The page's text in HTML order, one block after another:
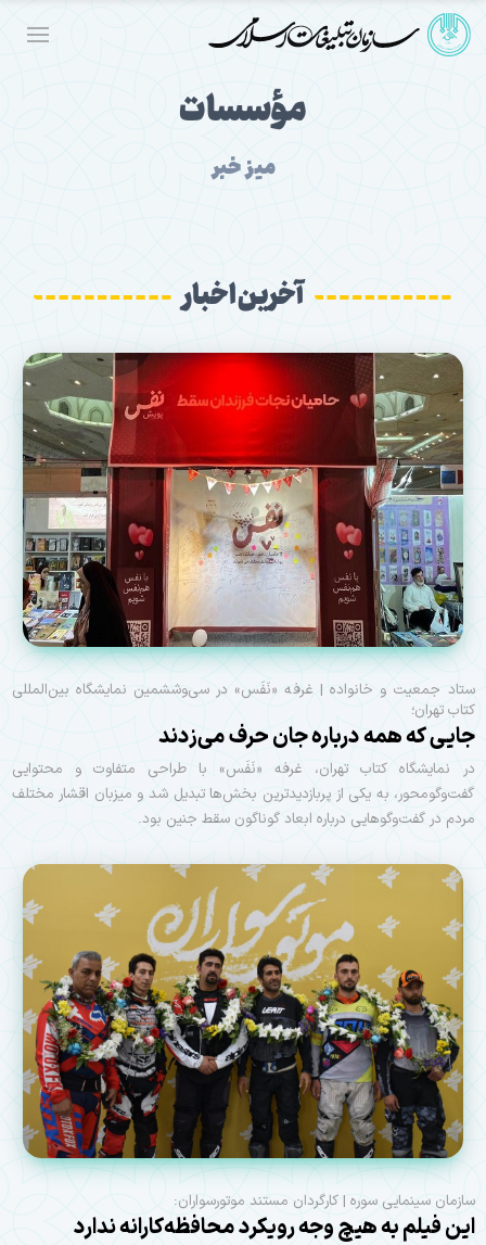
مؤسسات
میز خبر
آخرین اخبار
ستاد جمعیت و خانواده | غرفه «نَفَس» در سی‌وششمین نمایشگاه بین‌المللی
کتاب تهران؛
جایی که همه درباره جان حرف می‌زدند
در نمایشگاه کتاب تهران، غرفه «نَفَس» با طراحی متفاوت و محتوایی
گفت‌وگومحور، به یکی از پربازدیدترین بخش‌ها تبدیل شد و میزبان اقشار مختلف
مردم در گفت‌وگوهایی درباره ابعاد گوناگون سقط جنین بود.
سازمان سینمایی سوره | کارگردان مستند موتورسواران:
این فیلم به هیچ وجه رویکرد محافظه‌کارانه ندارد